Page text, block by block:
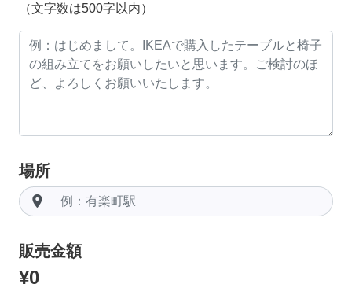
（文字数は500字以内）
場所
room
販売金額
¥0